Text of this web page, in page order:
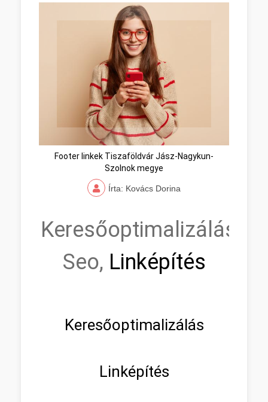
Footer linkek Tiszaföldvár Jász-Nagykun-
Szolnok megye
Írta: Kovács Dorina
Keresőoptimalizálás,
Seo, Linképítés
Keresőoptimalizálás
Linképítés